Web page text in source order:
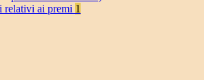
relativi ai premi 1